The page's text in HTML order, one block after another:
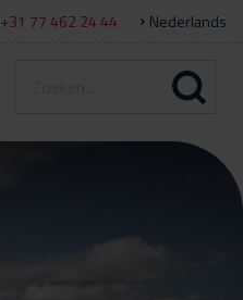
+31 77 462 24 44 Nederlands